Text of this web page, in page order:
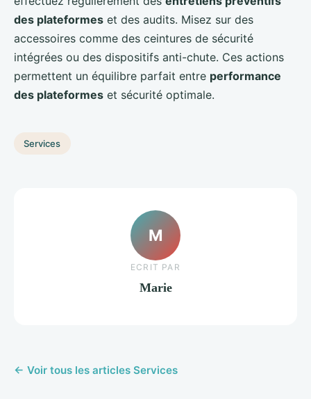
des plateformes et des audits. Misez sur des
accessoires comme des ceintures de sécurité
intégrées ou des dispositifs anti-chute. Ces actions
permettent un équilibre parfait entre performance
des plateformes et sécurité optimale.
Services
M
ECRIT PAR
Marie
← Voir tous les articles Services